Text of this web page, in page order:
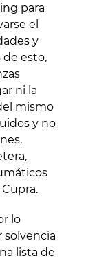
para
el
y
de esto,
ni la
mismo
y no
lo
lista de